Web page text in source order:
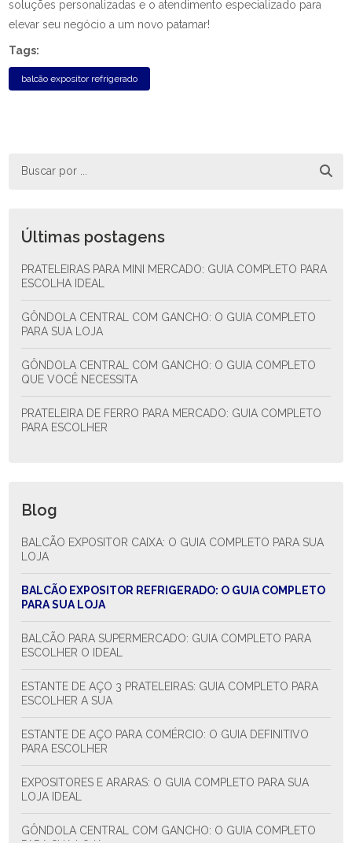
soluções personalizadas e o atendimento especializado para
elevar seu negócio a um novo patamar!
Tags:
balcão expositor refrigerado
Últimas postagens
PRATELEIRAS PARA MINI MERCADO: GUIA COMPLETO PARA
ESCOLHA IDEAL
GÔNDOLA CENTRAL COM GANCHO: O GUIA COMPLETO
PARA SUA LOJA
GÔNDOLA CENTRAL COM GANCHO: O GUIA COMPLETO
QUE VOCÊ NECESSITA
PRATELEIRA DE FERRO PARA MERCADO: GUIA COMPLETO
PARA ESCOLHER
Blog
BALCÃO EXPOSITOR CAIXA: O GUIA COMPLETO PARA SUA
LOJA
BALCÃO EXPOSITOR REFRIGERADO: O GUIA COMPLETO
PARA SUA LOJA
BALCÃO PARA SUPERMERCADO: GUIA COMPLETO PARA
ESCOLHER O IDEAL
ESTANTE DE AÇO 3 PRATELEIRAS: GUIA COMPLETO PARA
ESCOLHER A SUA
ESTANTE DE AÇO PARA COMÉRCIO: O GUIA DEFINITIVO
PARA ESCOLHER
EXPOSITORES E ARARAS: O GUIA COMPLETO PARA SUA
LOJA IDEAL
GÔNDOLA CENTRAL COM GANCHO: O GUIA COMPLETO